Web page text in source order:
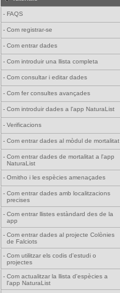
- FAQS
- Com registrar-se
- Com entrar dades
- Com introduir una llista completa
- Com consultar i editar dades
- Com fer consultes avançades
- Com introduir dades a l'app NaturaList
- Verificacions
- Com entrar dades al mòdul de mortalitat
- Com entrar dades de mortalitat a l'app
NaturaList
- Ornitho i les espècies amenaçades
- Com entrar dades amb localitzacions
precises
- Com entrar llistes estàndard des de la
app
- Com entrar dades al projecte Colònies
de Falciots
- Com utilitzar els codis d'estudi o
projectes
- Com actualitzar la llista d'espècies a
l'app NaturaList